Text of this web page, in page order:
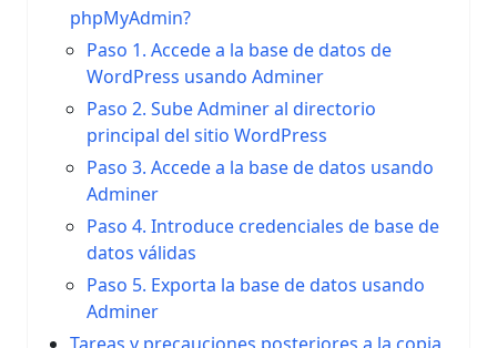
phpMyAdmin?
Paso 1. Accede a la base de datos de
WordPress usando Adminer
Paso 2. Sube Adminer al directorio
principal del sitio WordPress
Paso 3. Accede a la base de datos usando
Adminer
Paso 4. Introduce credenciales de base de
datos válidas
Paso 5. Exporta la base de datos usando
Adminer